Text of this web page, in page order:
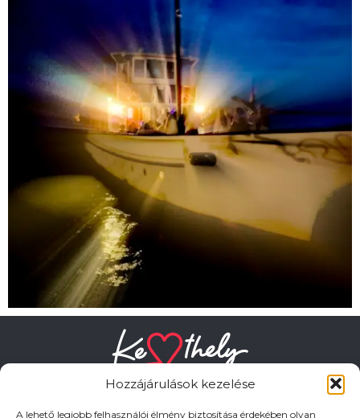
Hozzájárulások kezelése
A lehető legjobb felhasználói élmény biztosítása érdekében olyan